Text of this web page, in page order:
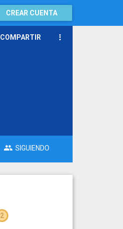
CREAR CUENTA
COMPARTIR
SIGUIENDO
2